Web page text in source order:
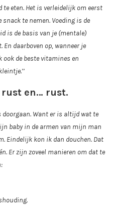
eten. Het is verleidelijk om eerst
te nemen. Voeding is de
is de basis van je (mentale)
En daarboven op, wanneer je
de beste vitamines en
rust en… rust.
doorgaan. Want er is altijd wat te
baby in de armen van mijn man
Eindelijk kon ik dan douchen. Dat
Er zijn zoveel manieren om dat te